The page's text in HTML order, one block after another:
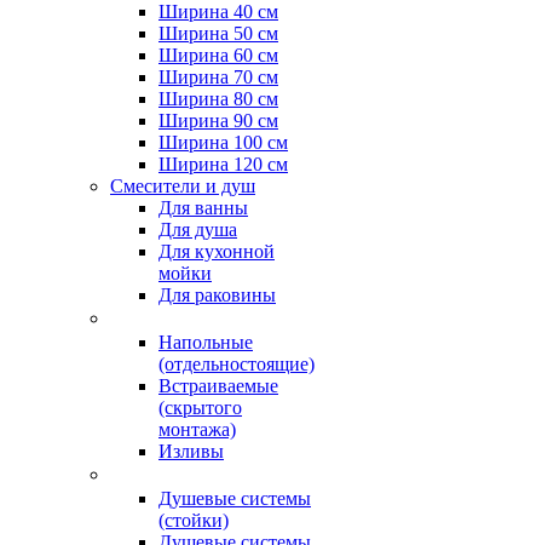
Ширина 40 см
Ширина 50 см
Ширина 60 см
Ширина 70 см
Ширина 80 см
Ширина 90 см
Ширина 100 см
Ширина 120 см
Смесители и душ
Для ванны
Для душа
Для кухонной
мойки
Для раковины
Напольные
(отдельностоящие)
Встраиваемые
(скрытого
монтажа)
Изливы
Душевые системы
(стойки)